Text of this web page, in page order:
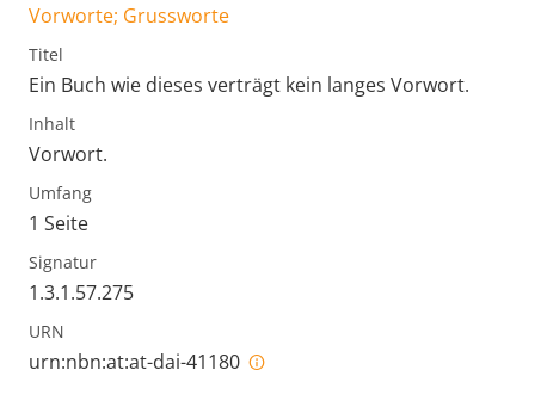
Vorworte; Grussworte
Titel
Ein Buch wie dieses verträgt kein langes Vorwort.
Inhalt
Vorwort.
Umfang
1 Seite
Signatur
1.3.1.57.275
URN
urn:nbn:at:at-dai-41180